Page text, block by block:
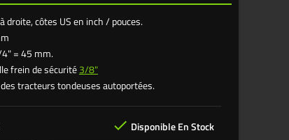
droite, côtes US en inch / pouces.
= 45 mm.
frein de sécurité3/8"
tracteurs tondeuses autoportées.
 Disponible En Stock